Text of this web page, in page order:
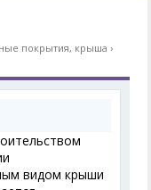
покрытия, крыша ›
видом крыши